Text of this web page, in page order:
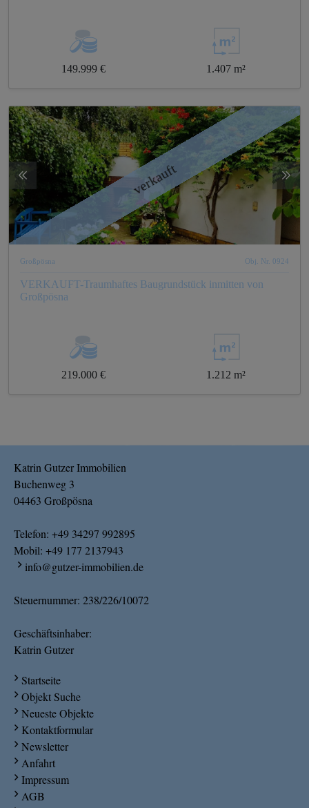
149.999 € 1.407 m²
verkauft
Großpösna Obj. Nr. 0924
VERKAUFT-Traumhaftes Baugrundstück inmitten von
Großpösna
219.000 € 1.212 m²
Katrin Gutzer Immobilien
Buchenweg 3
04463 Großpösna
Telefon: +49 34297 992895
Mobil: +49 177 2137943
info@gutzer-immobilien.de
Steuernummer: 238/226/10072
Geschäftsinhaber:
Katrin Gutzer
Startseite
Objekt Suche
Neueste Objekte
Kontaktformular
Newsletter
Anfahrt
Impressum
AGB